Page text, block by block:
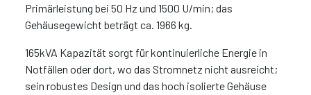
Primärleistung bei 50 Hz und 1500 U/min; das
Gehäusegewicht beträgt ca. 1966 kg.
165kVA Kapazität sorgt für kontinuierliche Energie in
Notfällen oder dort, wo das Stromnetz nicht ausreicht;
sein robustes Design und das hoch isolierte Gehäuse